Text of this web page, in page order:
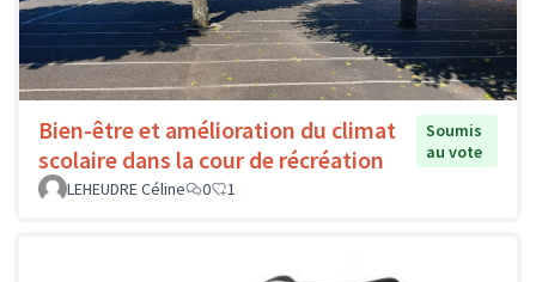
Bien-être et amélioration du climat
scolaire dans la cour de récréation
Soumis
au vote
LEHEUDRE Céline
0 1